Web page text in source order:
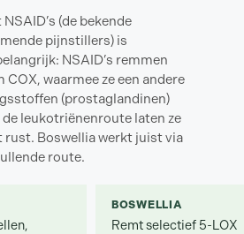
(de bekende
pijnstillers) is
NSAID’s remmen
COX, waarmee ze een andere
(prostaglandinen)
leukotriënenroute laten ze
rust. Boswellia werkt juist via
route.
BOSWELLIA
Remt selectief 5-LOX